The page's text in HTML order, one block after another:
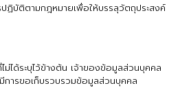
ปฏิบัติตามกฎหมายเพื่อให้บรรลุวัตถุประสงค์
ได้ระบุไว้ข้างต้น เจ้าของข้อมูลส่วนบุคคล
การขอเก็บรวบรวมข้อมูลส่วนบุคคล